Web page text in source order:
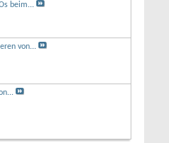
beim...
von...